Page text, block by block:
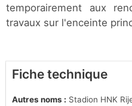
temporairement aux
travaux sur l'enceinte
Fiche technique
Autres noms : Stadion HNK